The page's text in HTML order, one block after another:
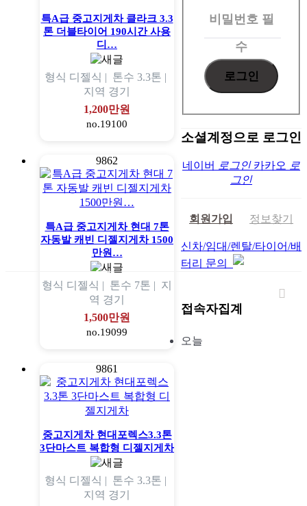
특A급 중고지게차 클라크 3.3
톤 더블타이어 190시간 사용
디…
형식 디젤식 | 톤수 3.3톤 |
지역 경기
1,200만원
no.19100
9862
특A급 중고지게차 현대 7톤
자동발 캐빈 디젤지게차 1500
만원…
형식 디젤식 | 톤수 7톤 | 지
역 경기
1,500만원
no.19099
9861
중고지게차 현대포렉스3.3톤
3단마스트 복합형 디젤지게차
형식 디젤식 | 톤수 3.3톤 |
지역 경기
비밀번호 필
수
소셜계정으로 로그인
네이버 로그인 카카오 로
그인
회원가입 정보찾기
신차/임대/렌탈/타이어/배
터리 문의
접속자집계
오늘